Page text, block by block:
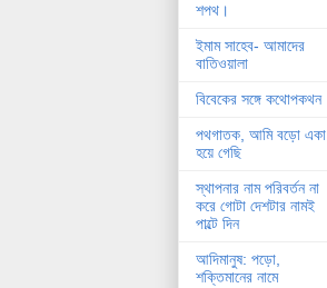
শপথ।
ইমাম সাহেব- আমাদের
বাতিওয়ালা
বিবেকের সঙ্গে কথোপকথন
পথগাতক, আমি বড়ো একা
হয়ে গেছি
স্থাপনার নাম পরিবর্তন না
করে গোটা দেশটার নামই
পাল্টে দিন
আদিমানুষ: পড়ো,
শক্তিমানের নামে